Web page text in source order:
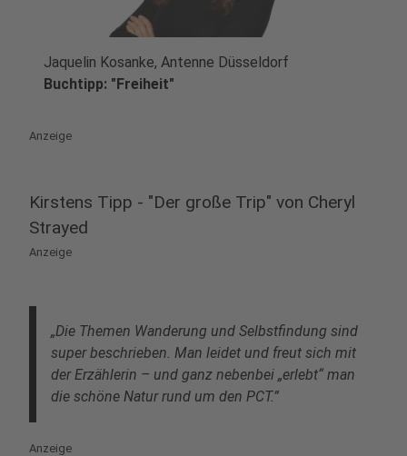
play_circle
Jaquelin Kosanke, Antenne Düsseldorf
Buchtipp: "Freiheit"
Anzeige
Kirstens Tipp - "Der große Trip" von Cheryl
Strayed
Anzeige
„Die Themen Wanderung und Selbstfindung sind
super beschrieben. Man leidet und freut sich mit
der Erzählerin – und ganz nebenbei „erlebt“ man
die schöne Natur rund um den PCT.”
Anzeige